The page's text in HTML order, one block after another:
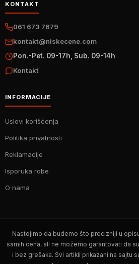
KONTAKT
061 673 7679
kontakt@niskecene.com
Pon.-Pet. 09-17h, Sub. 09-14h
Kontakt
INFORMACIJE
Uslovi korišćenja
Politika privatnosti
Reklamacije
Isporuka robe
O nama
Nastojimo da budemo što precizniji u
samih cena, ali ne možemo garantovati da
i bez grešaka. Svi artikli prikazani na sajtu